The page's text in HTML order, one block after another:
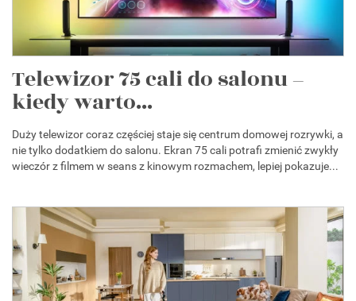
Telewizor 75 cali do salonu –
kiedy warto...
Duży telewizor coraz częściej staje się centrum domowej rozrywki, a
nie tylko dodatkiem do salonu. Ekran 75 cali potrafi zmienić zwykły
wieczór z filmem w seans z kinowym rozmachem, lepiej pokazuje...